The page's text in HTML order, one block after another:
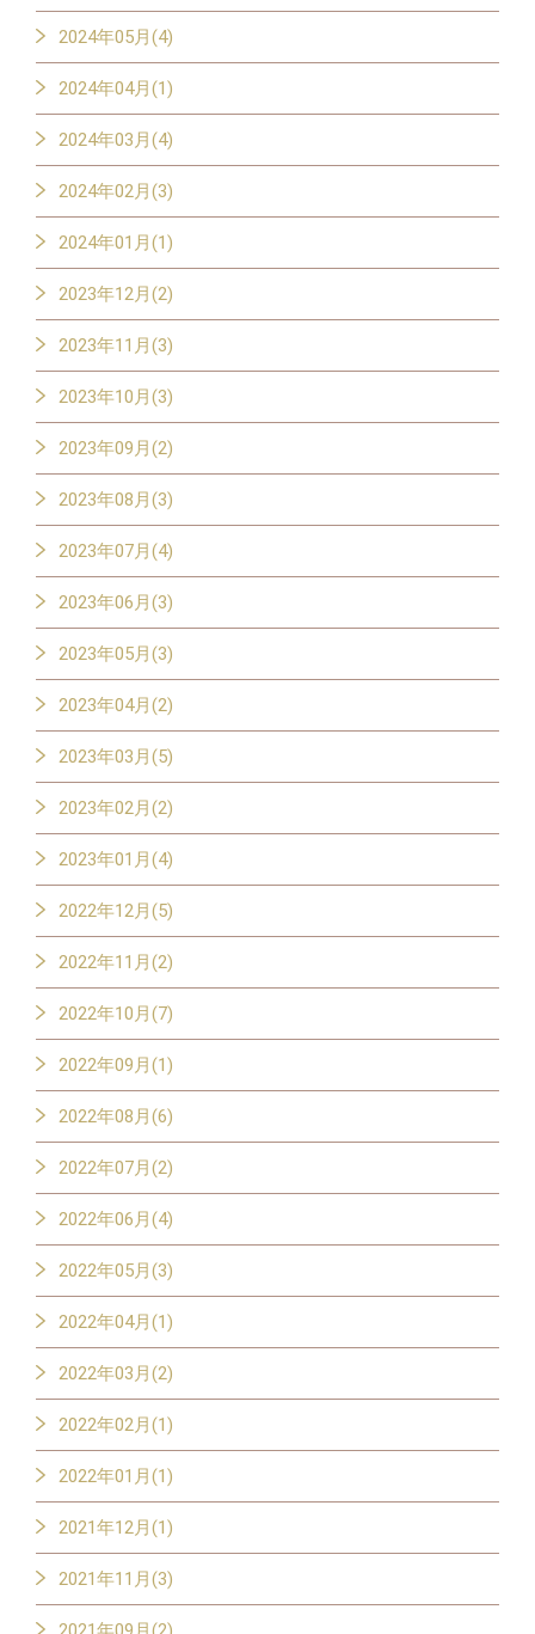
2024年05月(4)
2024年04月(1)
2024年03月(4)
2024年02月(3)
2024年01月(1)
2023年12月(2)
2023年11月(3)
2023年10月(3)
2023年09月(2)
2023年08月(3)
2023年07月(4)
2023年06月(3)
2023年05月(3)
2023年04月(2)
2023年03月(5)
2023年02月(2)
2023年01月(4)
2022年12月(5)
2022年11月(2)
2022年10月(7)
2022年09月(1)
2022年08月(6)
2022年07月(2)
2022年06月(4)
2022年05月(3)
2022年04月(1)
2022年03月(2)
2022年02月(1)
2022年01月(1)
2021年12月(1)
2021年11月(3)